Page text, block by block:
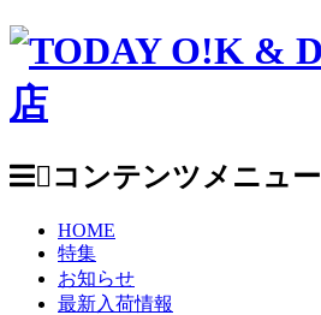
コンテンツメニュー
HOME
特集
お知らせ
最新入荷情報